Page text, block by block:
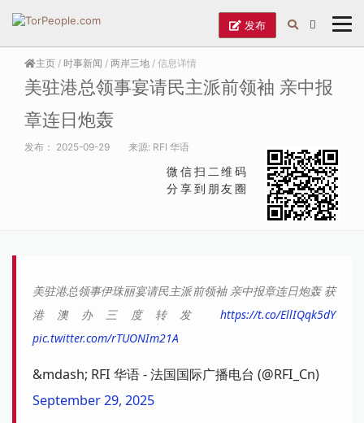
发布
主页 / 时事新闻 / 两岸三地 / 信息详情
美驻港总领事宴请民主派前领袖 亲中报
章连日炮轰
发布： 2025-09-29 来源: RFI 华语
微信扫二维码
分享到朋友圈
美驻港总领事伊珠丽宴请民主派前领袖 亲中报章连日炮轰 获
港澳办三度转发 https://t.co/EllIQqk5dY
pic.twitter.com/rTUONIm21A
&mdash; RFI 华语 - 法国国际广播电台 (@RFI_Cn)
September 29, 2025